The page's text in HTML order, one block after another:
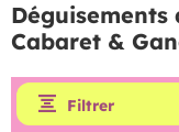
Déguisements
Cabaret &
Filtrer